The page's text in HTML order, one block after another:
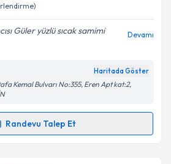
işlenmesine ilişkin
Aydınlatma
ve kişisel verilerimin belirtilen
kabul ediyorum.
Talebini Gönder
Güler yüzlü sıcak samimi
Devamı
Haritada Göster
Kemal Bulvarı No:355, Eren Apt kat:2,
Randevu Talep Et
Talebi